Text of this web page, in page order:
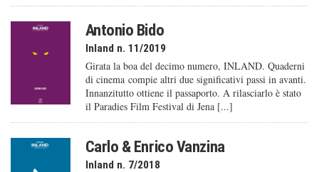
Antonio Bido
Inland n. 11/2019
Girata la boa del decimo numero, INLAND. Quaderni
di cinema compie altri due significativi passi in avanti.
Innanzitutto ottiene il passaporto. A rilasciarlo è stato
il Paradies Film Festival di Jena [...]
Carlo & Enrico Vanzina
Inland n. 7/2018